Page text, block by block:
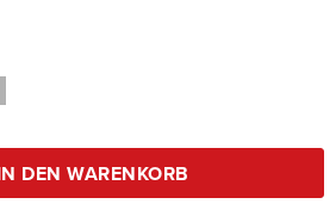
DEN WARENKORB